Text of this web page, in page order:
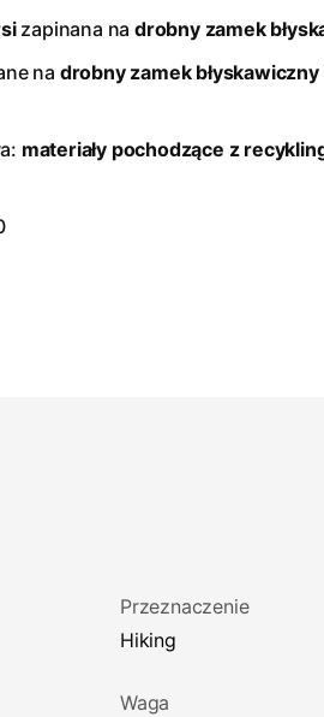
zapinana nadrobny zamek
na drobny zamek błyskawiczny
materiały pochodzące z
Przeznaczenie
Hiking
Waga